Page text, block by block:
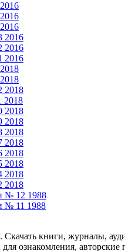
2016
2016
2016
2018
2018
2018
2018
2018
2018
2018
2018
2018
2018
№ 12 1988
№ 11 1988
Скачать книги, журналы,
ознакомления,